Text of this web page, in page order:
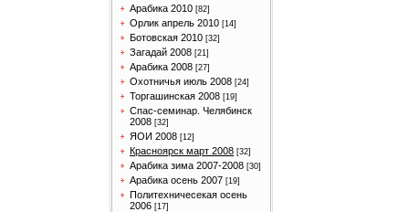
Арабика 2010 [82]
Орлик апрель 2010 [14]
Ботовская 2010 [32]
Загадай 2008 [21]
Арабика 2008 [27]
Охотничья июль 2008 [24]
Торгашинская 2008 [19]
Спас-семинар. Челябинск
2008 [32]
ЯОИ 2008 [12]
Красноярск март 2008 [32]
Арабика зима 2007-2008 [30]
Арабика осень 2007 [19]
Политехничесекая осень
2006 [17]